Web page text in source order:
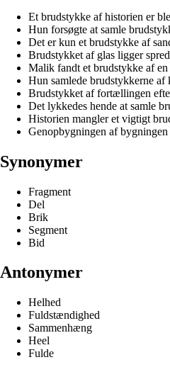
Et brudstykke af historien er
Hun forsøgte at samle
Det er kun et brudstykke af
Brudstykket af glas ligger
Malik fandt et brudstykke af en
Hun samlede brudstykkerne af
Brudstykket af fortællingen
Det lykkedes hende at samle
Historien mangler et vigtigt
Genopbygningen af
Synonymer
Fragment
Del
Brik
Segment
Bid
Antonymer
Helhed
Fuldstændighed
Sammenhæng
Heel
Fulde